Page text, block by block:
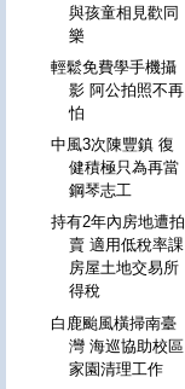
與孩童相見歡同
樂
輕鬆免費學手機攝
影 阿公拍照不再
怕
中風3次陳豐鎮 復
健積極只為再當
鋼琴志工
持有2年內房地遭拍
賣 適用低稅率課
房屋土地交易所
得稅
白鹿颱風橫掃南臺
灣 海巡協助校區
家園清理工作